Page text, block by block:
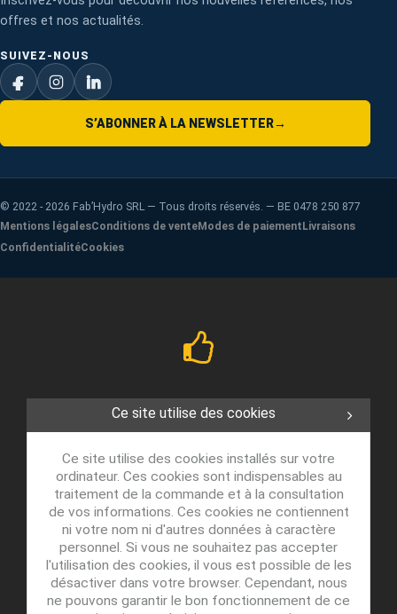
offres et nos actualités.
SUIVEZ-NOUS
S’ABONNER À LA NEWSLETTER→
© 2022 - 2026 Fab’Hydro SRL — Tous droits réservés. — BE 0478 250 877
Mentions légalesConditions de venteModes de paiementLivraisons
ConfidentialitéCookies
Ce site utilise des cookies
Ce site utilise des cookies installés sur votre
ordinateur. Ces cookies sont indispensables au
traitement de la commande et à la consultation
de vos informations. Ces cookies ne contiennent
ni votre nom ni d'autres données à caractère
personnel. Si vous ne souhaitez pas accepter
l'utilisation des cookies, il vous est possible de les
désactiver dans votre browser. Cependant, nous
ne pouvons garantir le bon fonctionnement de ce